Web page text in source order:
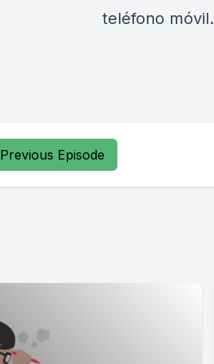
teléfono móvil.
Previous Episode